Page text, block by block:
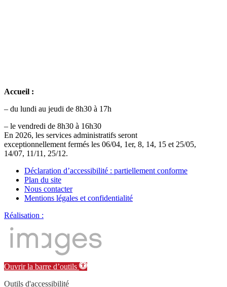
Accueil :
– du lundi au jeudi de 8h30 à 17h
– le vendredi de 8h30 à 16h30
En 2026, les services administratifs seront
exceptionnellement fermés les 06/04, 1er, 8, 14, 15 et 25/05,
14/07, 11/11, 25/12.
Déclaration d’accessibilité : partiellement conforme
Plan du site
Nous contacter
Mentions légales et confidentialité
Réalisation :
Ouvrir la barre d’outils
Outils d'accessibilité